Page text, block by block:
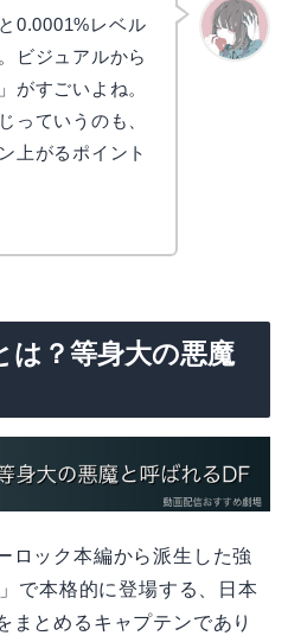
0.0001%レベル
ビジュアルから
がすごいよね。
っていうのも、
上がるポイント
は？等身大の悪魔
ロック本編から派生した強
で本格的に登場する、日本
まとめるキャプテンであり